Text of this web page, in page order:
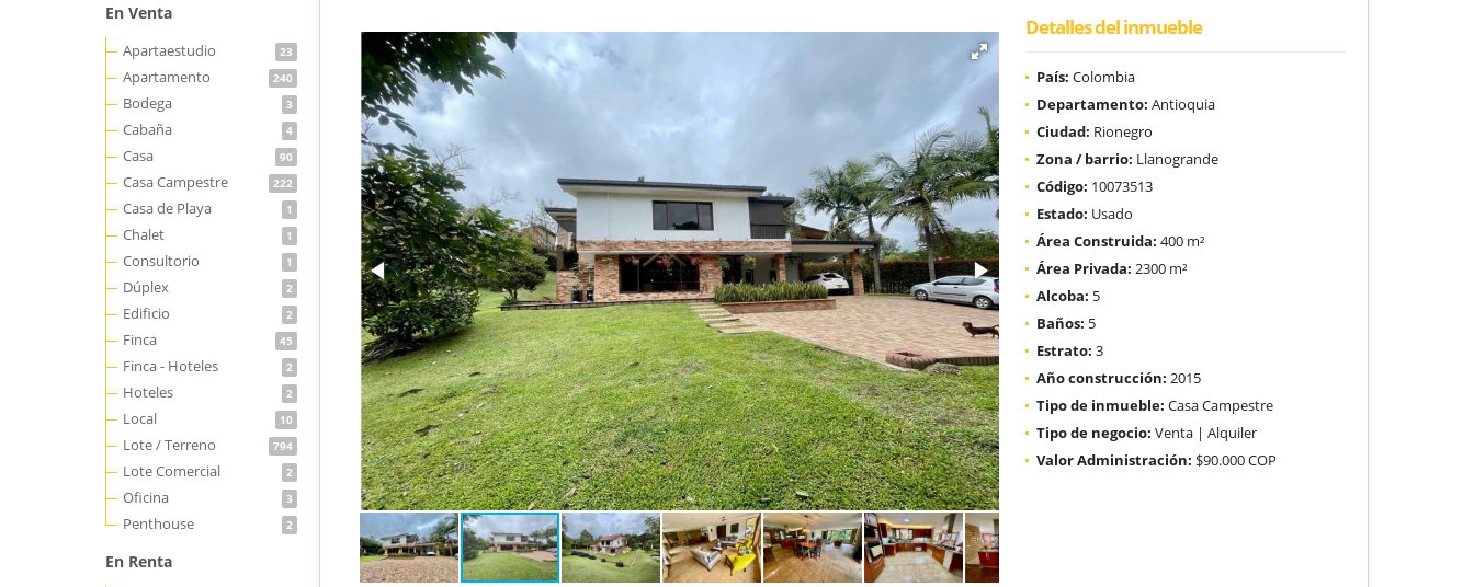
En Venta
Apartaestudio 23
Apartamento 240
Bodega 3
Cabaña 4
Casa 90
Casa Campestre 222
Casa de Playa 1
Chalet 1
Consultorio 1
Dúplex 2
Edificio 2
Finca 45
Finca - Hoteles 2
Hoteles 2
Local 10
Lote / Terreno 794
Lote Comercial 2
Oficina 3
Penthouse 2
En Renta
Detalles del inmueble
País: Colombia
Departamento: Antioquia
Ciudad: Rionegro
Zona / barrio: Llanogrande
Código: 10073513
Estado: Usado
Área Construida: 400 m²
Área Privada: 2300 m²
Alcoba: 5
Baños: 5
Estrato: 3
Año construcción: 2015
Tipo de inmueble: Casa Campestre
Tipo de negocio: Venta | Alquiler
Valor Administración: $90.000 COP